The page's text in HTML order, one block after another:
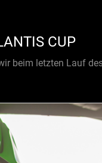
CUP
beim letzten Lauf